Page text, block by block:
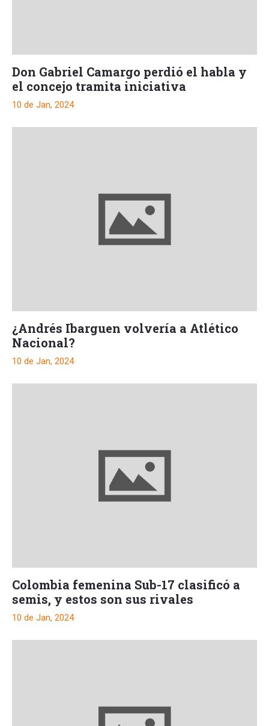
Don Gabriel Camargo perdió el habla y
el concejo tramita iniciativa
10 de Jan, 2024
¿Andrés Ibarguen volvería a Atlético
Nacional?
10 de Jan, 2024
Colombia femenina Sub-17 clasificó a
semis, y estos son sus rivales
10 de Jan, 2024